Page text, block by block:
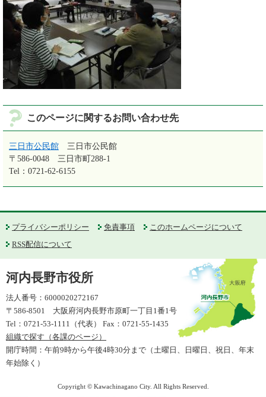
このページに関するお問い合わせ先
三日市公民館
三日市公民館
〒586-0048
三日市町288-1
Tel：0721-62-6155
プライバシーポリシー 免責事項
このホームページについて
RSS配信について
河内長野市役所
法人番号：6000020272167
〒586-8501 大阪府河内長野市原町一丁目1番1号
Tel：0721-53-1111（代表） Fax：0721-55-1435
組織で探す（各課のページ）
開庁時間：午前9時から午後4時30分まで（土曜日、日曜日、祝日、年末
年始除く）
Copyright © Kawachinagano City. All Rights Reserved.